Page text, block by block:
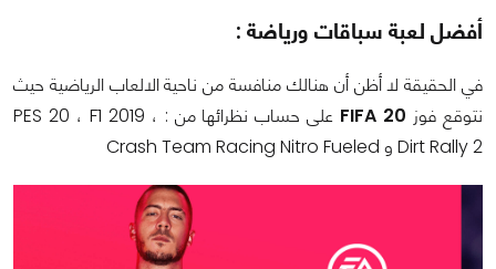
أفضل لعبة سباقات ورياضة :
في الحقيقة لا أظن أن هنالك منافسة من ناحية الالعاب الرياضية حيث
نتوقع فوز FIFA 20
على حساب نظرائها من : PES 20 ، F1 2019 ،
Dirt Rally 2 و Crash Team Racing Nitro Fueled